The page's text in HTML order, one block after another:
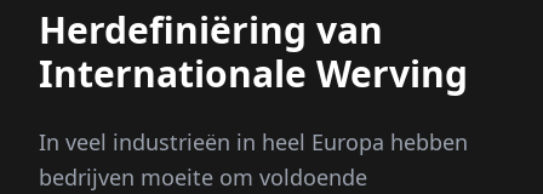
Herdefiniëring van
Internationale Werving
In veel industrieën in heel Europa hebben
bedrijven moeite om voldoende